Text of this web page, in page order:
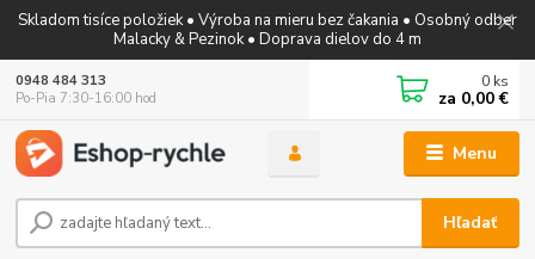
Skladom tisíce položiek • Výroba na mieru bez čakania • Osobný odber
Malacky & Pezinok • Doprava dielov do 4 m
Menu
Hľadať
0948 484 313
Po-Pia 7:30-16:00 hod
0 ks
za 0,00 €